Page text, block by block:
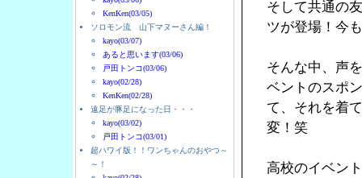
KenKen(03/05)
ソロモン流 山下マヌーさん編！
kayo(03/07)
あると思います(03/06)
戸田トンコ(03/06)
kayo(02/28)
KenKen(02/28)
遠足が豚足になった日・・・
kayo(03/02)
戸田トンコ(03/01)
超ハワイ版！！ワンちゃんのおやつ～
～！
そして共通の
ツが登場！今
そんな中、声
ベントのスポ
て、それを着
変！笑
高校のイベン